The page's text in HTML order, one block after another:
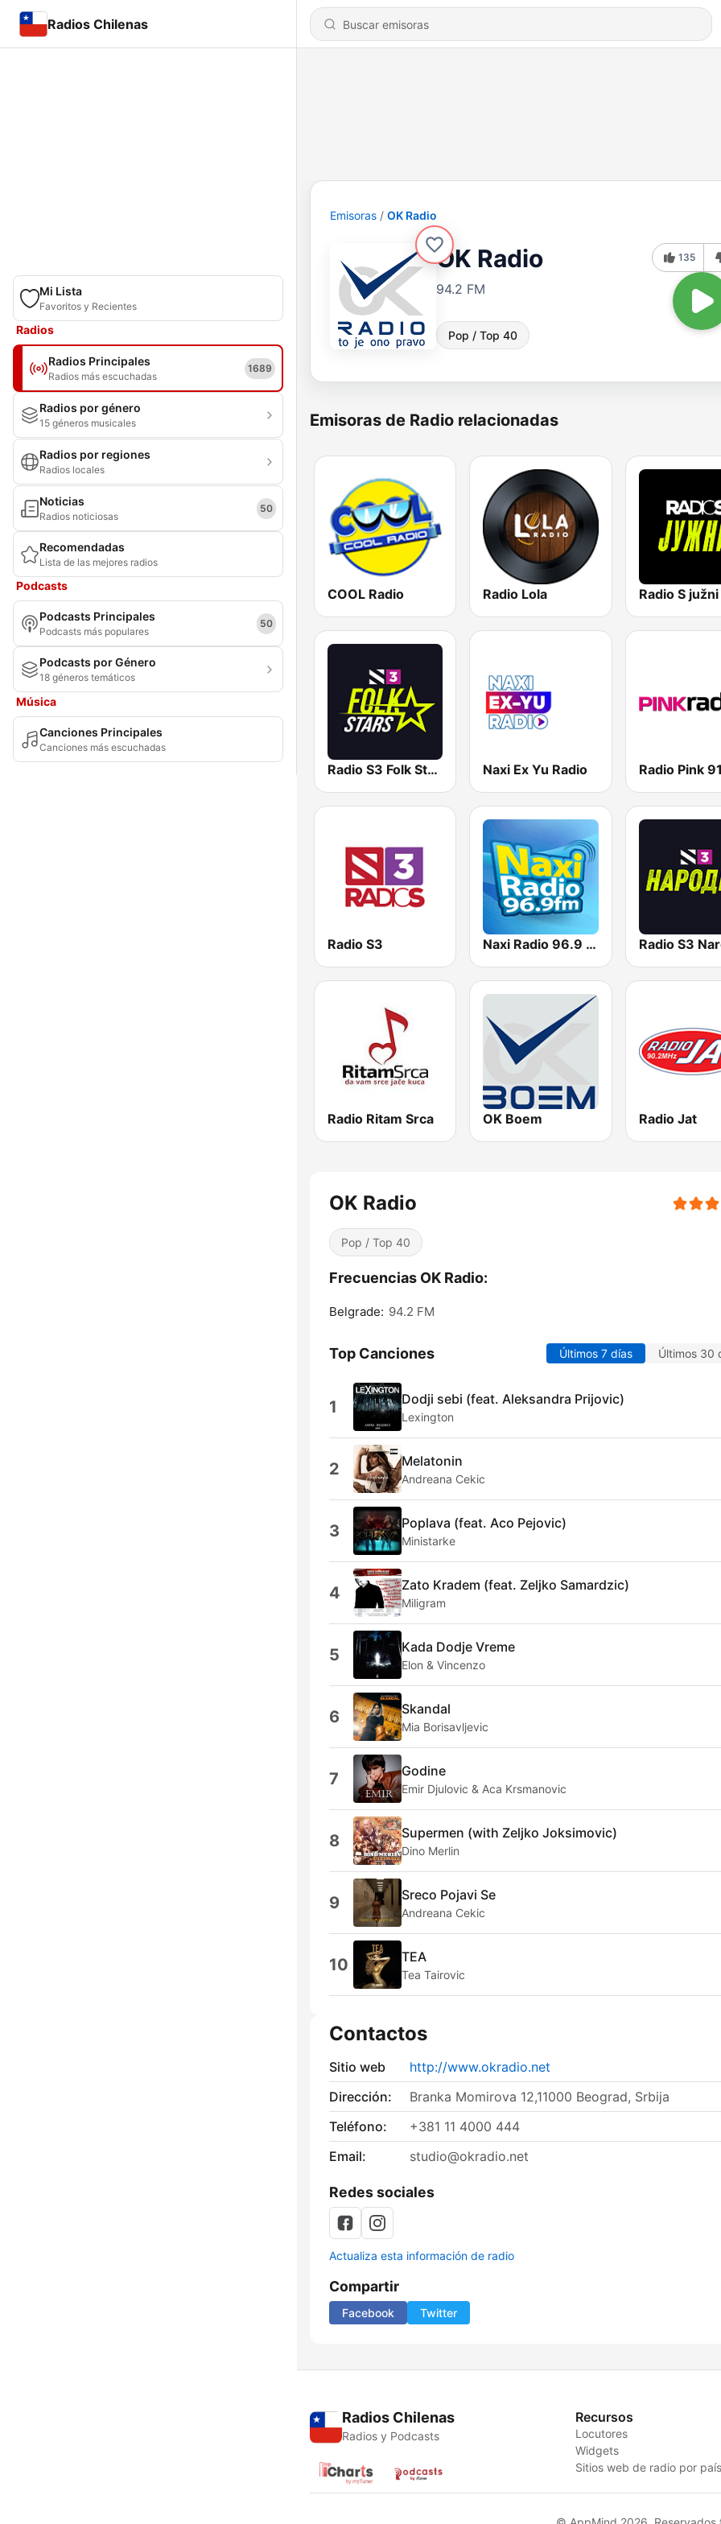
Radios Chilenas
Mi Lista
Favoritos y Recientes
Radios
Radios Principales
Radios más escuchadas
1689
Radios por género
15 géneros musicales
Radios por regiones
Radios locales
Noticias
Radios noticiosas
50
Recomendadas
Lista de las mejores radios
Podcasts
Podcasts Principales
Podcasts más populares
50
Podcasts por Género
18 géneros temáticos
Música
Canciones Principales
Canciones más escuchadas
Emisoras OK Radio
OK Radio
94.2 FM
Pop / Top 40
135
Emisoras de Radio relacionadas
COOL Radio Radio Lola Radio S južni
Radio S3 Folk Stars Naxi Ex Yu Radio
Radio S3 Naxi Radio 96.9 FM Radio S3
Radio Ritam Srca OK Boem Radio Jat
OK Radio
Pop / Top 40
Frecuencias OK Radio:
Belgrade: 94.2 FM
Top Canciones Últimos 7 días Últimos 30
1 Dodji sebi (feat. Aleksandra Prijovic)
Lexington
2 Melatonin
Andreana Cekic
3 Poplava (feat. Aco Pejovic)
Ministarke
4 Zato Kradem (feat. Zeljko Samardzic)
Miligram
5 Kada Dodje Vreme
Elon & Vincenzo
6 Skandal
Mia Borisavljevic
7 Godine
Emir Djulovic & Aca Krsmanovic
8 Supermen (with Zeljko Joksimovic)
Dino Merlin
9 Sreco Pojavi Se
Andreana Cekic
10 TEA
Tea Tairovic
Contactos
Sitio web
http://www.okradio.net
Dirección:
Branka Momirova 12,11000 Beograd, Srbija
Teléfono:
+381 11 4000 444
Email:
studio@okradio.net
Redes sociales
Actualiza esta información de radio
Compartir
Facebook Twitter
Radios Chilenas
Radios y Podcasts
Recursos
Locutores
Widgets
Sitios web de radio por